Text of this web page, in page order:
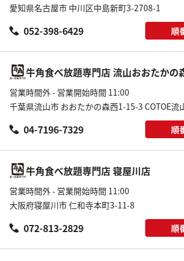
愛知県名古屋市 中川区中島新町3-2708-1
052-398-6429 順
牛角食べ放題専門店 流山おおたかの
営業時間外 - 営業開始時間 11:00
千葉県流山市 おおたかの森西1-15-3 COTOE流
04-7196-7329 順
牛角食べ放題専門店 寝屋川店
営業時間外 - 営業開始時間 11:00
大阪府寝屋川市 仁和寺本町3-11-8
072-813-2829 順